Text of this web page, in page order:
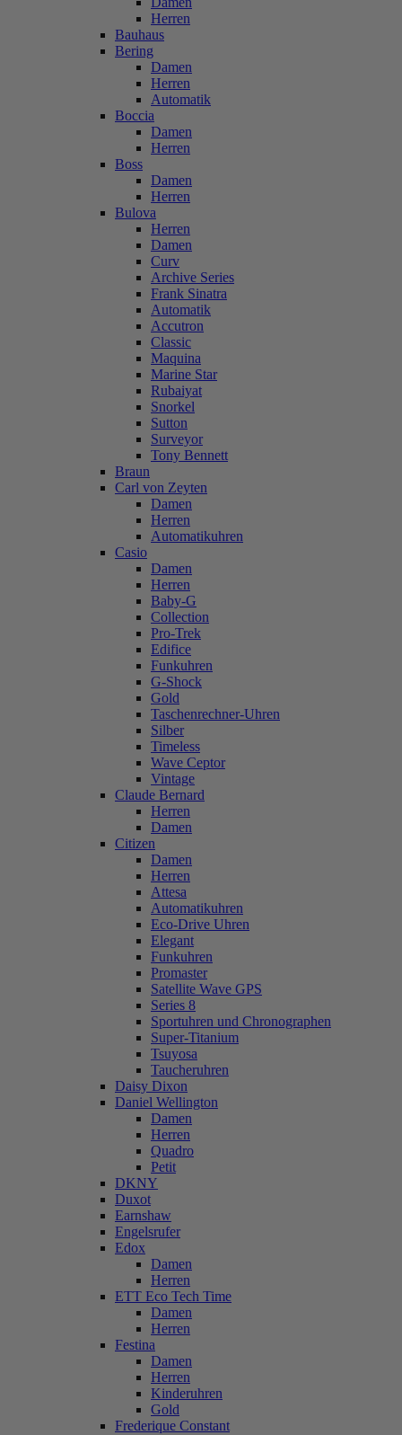
Herren
Bauhaus
Bering
Damen
Herren
Automatik
Boccia
Damen
Herren
Boss
Damen
Herren
Bulova
Herren
Damen
Curv
Archive Series
Frank Sinatra
Automatik
Accutron
Classic
Maquina
Marine Star
Rubaiyat
Snorkel
Sutton
Surveyor
Tony Bennett
Braun
Carl von Zeyten
Damen
Herren
Automatikuhren
Casio
Damen
Herren
Baby-G
Collection
Pro-Trek
Edifice
Funkuhren
G-Shock
Gold
Taschenrechner-Uhren
Silber
Timeless
Wave Ceptor
Vintage
Claude Bernard
Herren
Damen
Citizen
Damen
Herren
Attesa
Automatikuhren
Eco-Drive Uhren
Elegant
Funkuhren
Promaster
Satellite Wave GPS
Series 8
Sportuhren und Chronographen
Super-Titanium
Tsuyosa
Taucheruhren
Daisy Dixon
Daniel Wellington
Damen
Herren
Quadro
Petit
DKNY
Duxot
Earnshaw
Engelsrufer
Edox
Damen
Herren
ETT Eco Tech Time
Damen
Herren
Festina
Damen
Herren
Kinderuhren
Gold
Frederique Constant